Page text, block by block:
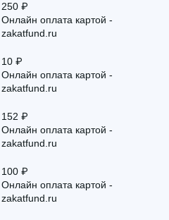
250 ₽
Онлайн оплата картой -
zakatfund.ru
10 ₽
Онлайн оплата картой -
zakatfund.ru
152 ₽
Онлайн оплата картой -
zakatfund.ru
100 ₽
Онлайн оплата картой -
zakatfund.ru